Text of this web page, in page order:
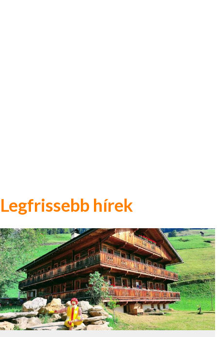
Legfrissebb hírek